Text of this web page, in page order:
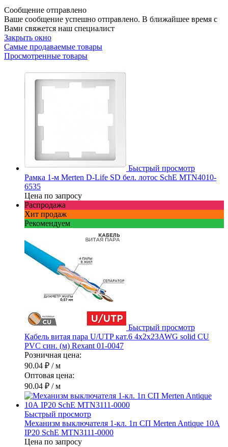
Сообщение отправлено
Ваше сообщение успешно отправлено. В ближайшее время с
Вами свяжется наш специалист
Закрыть окно
Самые продаваемые товары
Просмотренные товары
Быстрый просмотр
Рамка 1-м Merten D-Life SD бел. лотос SchE MTN4010-
6535
Цена по запросу
Распродажа
Хит продаж
Рекомендуем
Быстрый просмотр
Кабель витая пара U/UTP кат.6 4х2х23AWG solid CU
PVC син. (м) Rexant 01-0047
Розничная цена:
90.04 ₽ / м
Оптовая цена:
90.04 ₽ / м
Быстрый просмотр
Механизм выключателя 1-кл. 1п СП Merten Antique 10А
IP20 SchE MTN3111-0000
Цена по запросу